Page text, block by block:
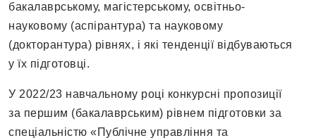
бакалаврському, магістерському, освітньо-
науковому (аспірантура) та науковому
(докторантура) рівнях, і які тенденції відбуваються
у їх підготовці.
У 2022/23 навчальному році конкурсні пропозиції
за першим (бакалаврським) рівнем підготовки за
спеціальністю «Публічне управління та